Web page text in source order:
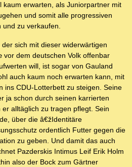
kaum erwarten, als Juniorpartner mit
und somit alle progressiven
und zu verkaufen.
sich mit dieser widerwärtigen
dem deutschen Volk offenbar
will, ist sogar von Gauland
auch kaum noch erwarten kann, mit
ins CDU-Lotterbett zu steigen. Seine
ja schon durch seinen karrierten
alltäglich zu tragen pflegt. Sein
über die â€žIdentitäre
ordentlich Futter gegen die
zu geben. Und damit das auch
Pazderskis Intimus Leif Erik Holm
also der Bock zum Gärtner